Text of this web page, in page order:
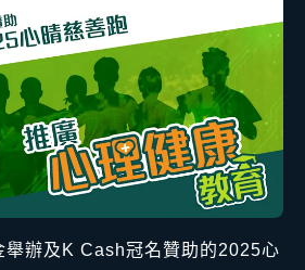
舉辦及K Cash冠名贊助的2025心